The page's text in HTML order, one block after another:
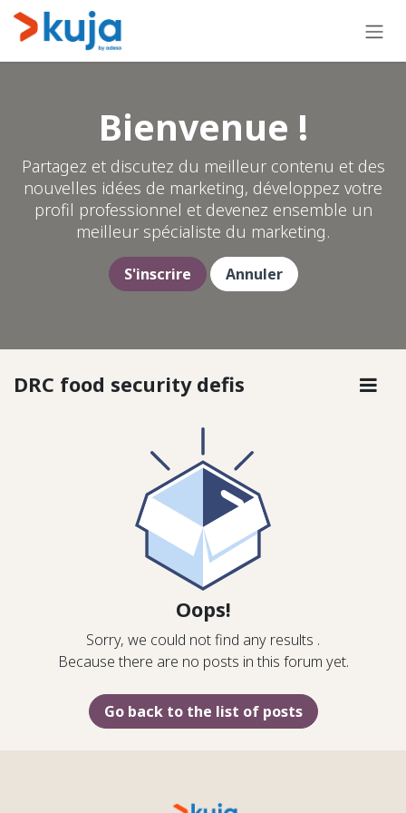
Skip to Content
Bienvenue !
Partagez et discutez du meilleur contenu et des
nouvelles idées de marketing, développez votre
profil professionnel et devenez ensemble un
meilleur spécialiste du marketing.
S'inscrire Annuler
DRC food security defis
Oops!
Sorry, we could not find any results .
Because there are no posts in this forum yet.
Go back to the list of posts